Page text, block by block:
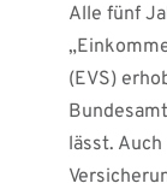
Alle fünf
(EVS)
lässt.